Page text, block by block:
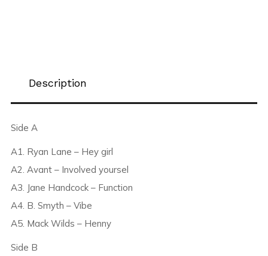
Description
Side A
A1. Ryan Lane – Hey girl
A2. Avant – Involved yoursel
A3. Jane Handcock – Function
A4. B. Smyth – Vibe
A5. Mack Wilds – Henny
Side B